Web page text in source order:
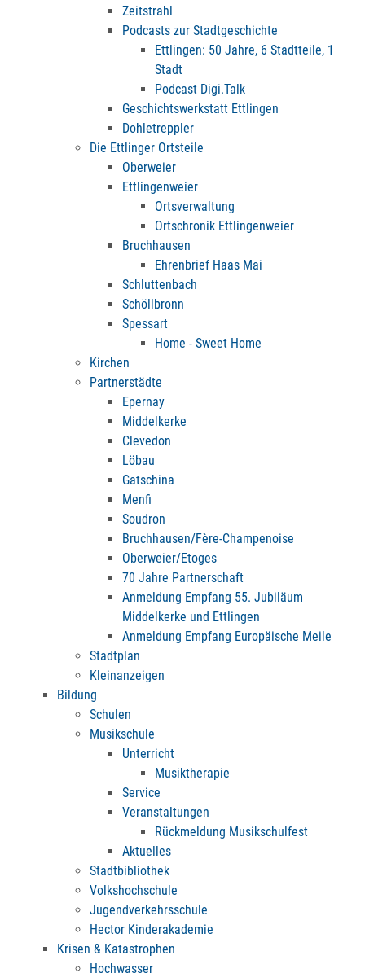
Zeitstrahl
Podcasts zur Stadtgeschichte
Ettlingen: 50 Jahre, 6 Stadtteile, 1
Stadt
Podcast Digi.Talk
Geschichtswerkstatt Ettlingen
Dohletreppler
Die Ettlinger Ortsteile
Oberweier
Ettlingenweier
Ortsverwaltung
Ortschronik Ettlingenweier
Bruchhausen
Ehrenbrief Haas Mai
Schluttenbach
Schöllbronn
Spessart
Home - Sweet Home
Kirchen
Partnerstädte
Epernay
Middelkerke
Clevedon
Löbau
Gatschina
Menfi
Soudron
Bruchhausen/Fère-Champenoise
Oberweier/Etoges
70 Jahre Partnerschaft
Anmeldung Empfang 55. Jubiläum
Middelkerke und Ettlingen
Anmeldung Empfang Europäische Meile
Stadtplan
Kleinanzeigen
Bildung
Schulen
Musikschule
Unterricht
Musiktherapie
Service
Veranstaltungen
Rückmeldung Musikschulfest
Aktuelles
Stadtbibliothek
Volkshochschule
Jugendverkehrsschule
Hector Kinderakademie
Krisen & Katastrophen
Hochwasser